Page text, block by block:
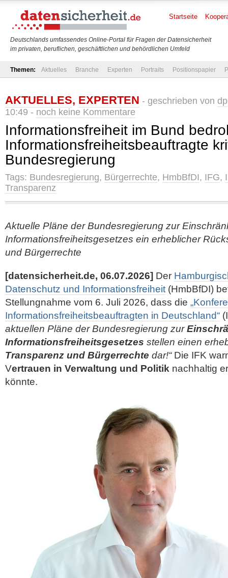
Deutschlands umfassendes Online-Portal für Fragen der Datensicherheit
im privaten, beruflichen, geschäftlichen und behördlichen Umfeld
Startseite
Themen: Aktuelles Branche Experten Portraits Positionspapier
AKTUELLES, EXPERTEN - geschrieben von dp
10:49 - noch keine Kommentare
Informationsfreiheit im Bund
Informationsfreiheitsbeauftragte
Bundesregierung
Tags: Bundesregierung, Bürgerrechte, HmbBfDI, IFG,
Transparenz
Aktuelle Pläne der Bundesregierung zur
Informationsfreiheitsgesetzes ein erheblicher
und Bürgerrechte
[datensicherheit.de, 06.07.2026] Der
Datenschutz und Informationsfreiheit (HmbBfDI)
Stellungnahme vom 6. Juli 2026, dass die
Informationsfreiheitsbeauftragten in Deutschland“
aktuellen Pläne der Bundesregierung zur
Informationsfreiheitsgesetzes stellen einen
Transparenz und Bürgerrechte dar!“ Die IFK
Vertrauen in Verwaltung und Politik nachhaltig
könnte.